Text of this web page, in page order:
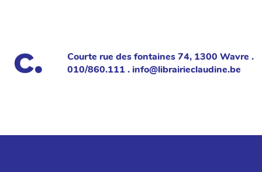
Courte rue des fontaines 74, 1300 Wavre .
010/860.111 . info@librairieclaudine.be